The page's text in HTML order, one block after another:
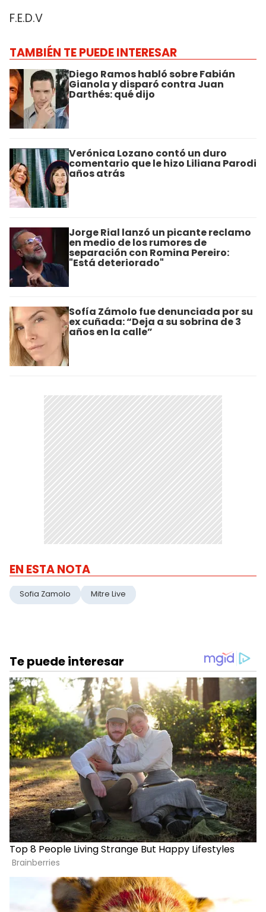
F.E.D.V
TAMBIÉN TE PUEDE INTERESAR
Diego Ramos habló sobre Fabián
Gianola y disparó contra Juan
Darthés: qué dijo
Verónica Lozano contó un duro
comentario que le hizo Liliana Parodi
años atrás
Jorge Rial lanzó un picante reclamo
en medio de los rumores de
separación con Romina Pereiro:
"Está deteriorado"
Sofía Zámolo fue denunciada por su
ex cuñada: “Deja a su sobrina de 3
años en la calle”
EN ESTA NOTA
Sofia Zamolo Mitre Live